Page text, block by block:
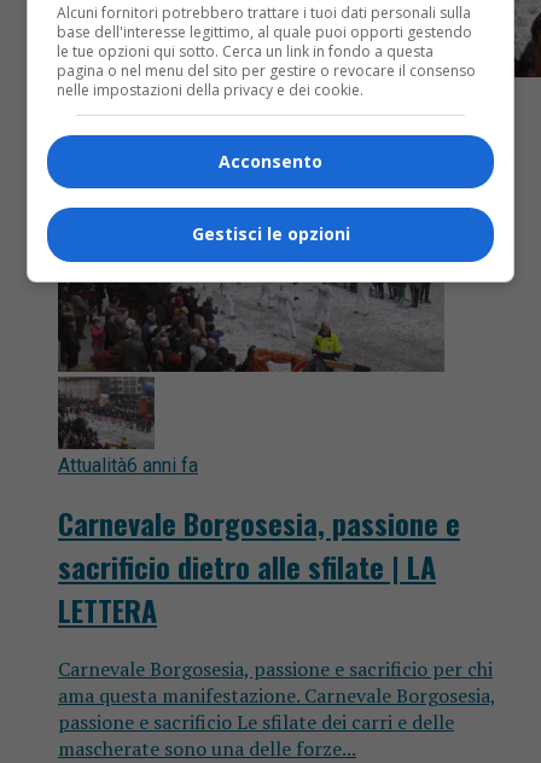
Attualità6 anni fa
Carnevale Borgosesia, passione e
sacrificio dietro alle sfilate | LA
LETTERA
Carnevale Borgosesia, passione e sacrificio per chi
ama questa manifestazione. Carnevale Borgosesia,
passione e sacrificio Le sfilate dei carri e delle
mascherate sono una delle forze...
Alcuni fornitori potrebbero trattare i tuoi dati personali sulla
base dell'interesse legittimo, al quale puoi opporti gestendo
le tue opzioni qui sotto. Cerca un link in fondo a questa
pagina o nel menu del sito per gestire o revocare il consenso
nelle impostazioni della privacy e dei cookie.
Acconsento
Gestisci le opzioni